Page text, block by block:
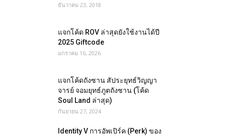
ธันวาคม 23, 2018
แจกโค้ด ROV ล่าสุดยังใช้งานได้ปี
2025 Giftcode
มกราคม 16, 2026
แจกโค้ดถังซาน สัประยุทธ์วิญญา
จารย์ จอมยุทธ์ภูตถังซาน (โค้ด
Soul Land ล่าสุด)
กันยายน 27, 2024
Identity V การอัพเปิร์ค (Perk) ของ